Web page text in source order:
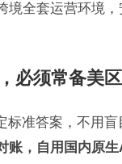
境全套运营环境
必须常备美
准答案，不用盲
账，自用国内原